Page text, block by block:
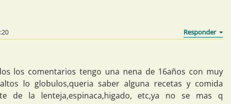
los comentarios tengo una nena de 16años con muy
lo globulos,queria saber alguna recetas y comida
de la lenteja,espinaca,higado, etc,ya no se mas q